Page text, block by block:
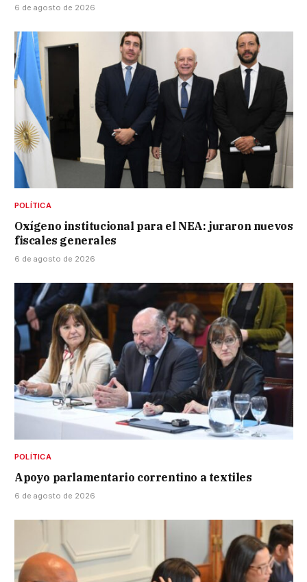
6 de agosto de 2026
POLÍTICA
Oxígeno institucional para el NEA: juraron nuevos
fiscales generales
6 de agosto de 2026
POLÍTICA
Apoyo parlamentario correntino a textiles
6 de agosto de 2026